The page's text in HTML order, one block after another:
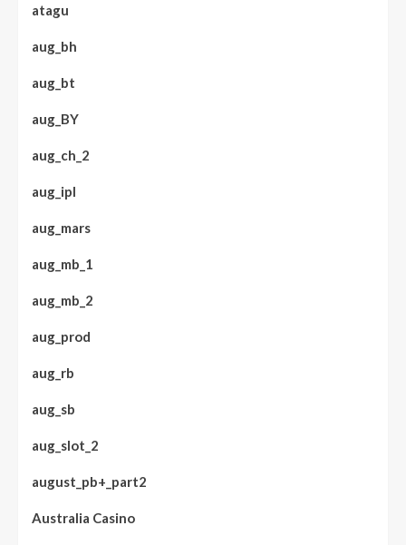
atagu
aug_bh
aug_bt
aug_BY
aug_ch_2
aug_ipl
aug_mars
aug_mb_1
aug_mb_2
aug_prod
aug_rb
aug_sb
aug_slot_2
august_pb+_part2
Australia Casino